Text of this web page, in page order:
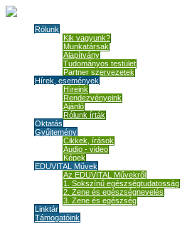
Rólunk
Kik vagyunk?
Munkatársak
Alapítvány
Tudományos testület
Partner szervezetek
Hírek, események
Híreink
Rendezvényeink
Ajánló
Rólunk írták
Oktatás
Gyűjtemény
Cikkek, írások
Audio - video
Képek
EDUVITAL Művek
Az EDUVITAL Művekről
1. Sokszínű egészségtudatosság
2. Zene és egészségnevelés
3. Zene és egészség
Linktár
Támogatóink